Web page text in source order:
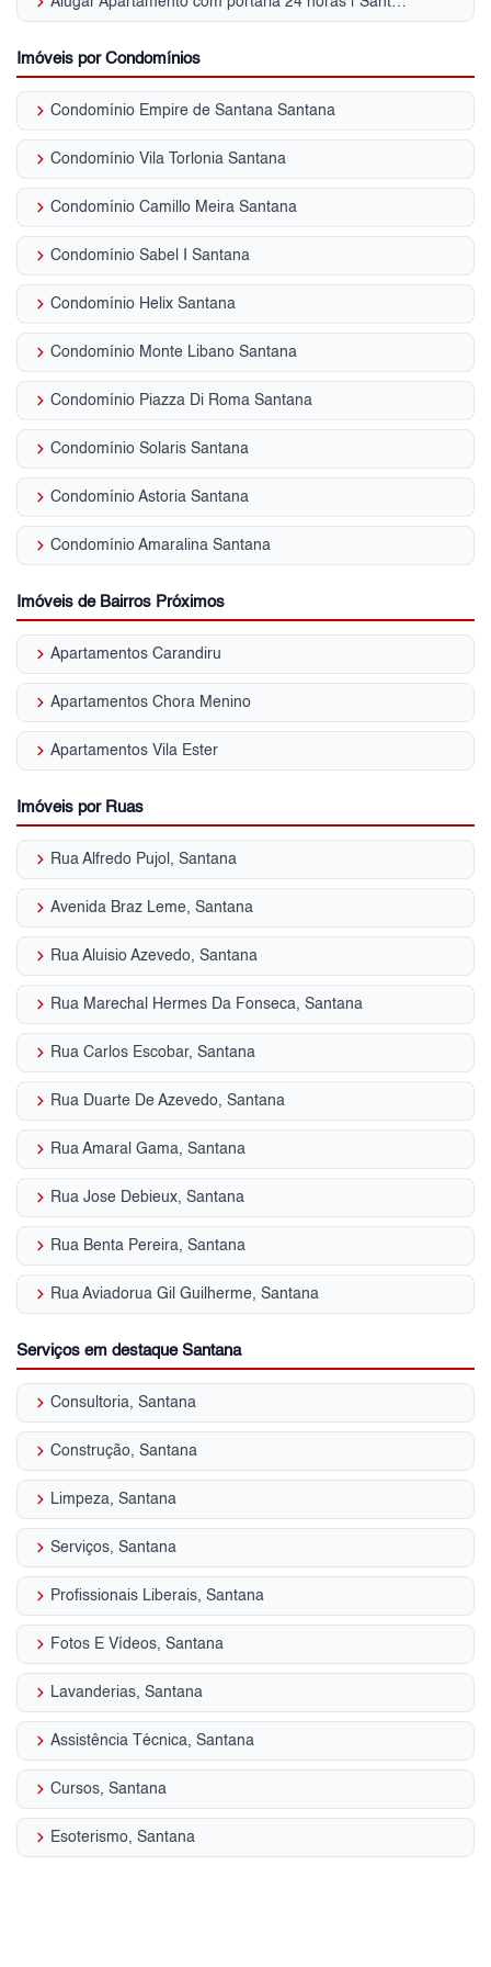
Imóveis por Condomínios
keyboard_arrow_right Condomínio Empire de Santana Santana
keyboard_arrow_right Condomínio Vila Torlonia Santana
keyboard_arrow_right Condomínio Camillo Meira Santana
keyboard_arrow_right Condomínio Sabel I Santana
keyboard_arrow_right Condomínio Helix Santana
keyboard_arrow_right Condomínio Monte Libano Santana
keyboard_arrow_right Condomínio Piazza Di Roma Santana
keyboard_arrow_right Condomínio Solaris Santana
keyboard_arrow_right Condomínio Astoria Santana
keyboard_arrow_right Condomínio Amaralina Santana
Imóveis de Bairros Próximos
keyboard_arrow_right Apartamentos Carandiru
keyboard_arrow_right Apartamentos Chora Menino
keyboard_arrow_right Apartamentos Vila Ester
Imóveis por Ruas
keyboard_arrow_right Rua Alfredo Pujol, Santana
keyboard_arrow_right Avenida Braz Leme, Santana
keyboard_arrow_right Rua Aluisio Azevedo, Santana
keyboard_arrow_right Rua Marechal Hermes Da Fonseca, Santana
keyboard_arrow_right Rua Carlos Escobar, Santana
keyboard_arrow_right Rua Duarte De Azevedo, Santana
keyboard_arrow_right Rua Amaral Gama, Santana
keyboard_arrow_right Rua Jose Debieux, Santana
keyboard_arrow_right Rua Benta Pereira, Santana
keyboard_arrow_right Rua Aviadorua Gil Guilherme, Santana
Serviços em destaque Santana
keyboard_arrow_right Consultoria, Santana
keyboard_arrow_right Construção, Santana
keyboard_arrow_right Limpeza, Santana
keyboard_arrow_right Serviços, Santana
keyboard_arrow_right Profissionais Liberais, Santana
keyboard_arrow_right Fotos E Vídeos, Santana
keyboard_arrow_right Lavanderias, Santana
keyboard_arrow_right Assistência Técnica, Santana
keyboard_arrow_right Cursos, Santana
keyboard_arrow_right Esoterismo, Santana